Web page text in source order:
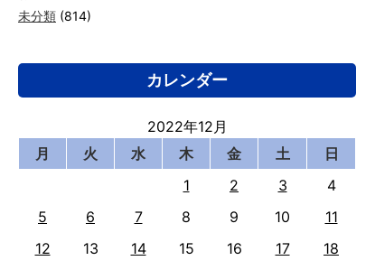
未分類 (814)
カレンダー
2022年12月
月
火 水 木 金 土
日
1
2 3
4
5
6 7 8 9 10
11
12
13 14 15 16 17
18